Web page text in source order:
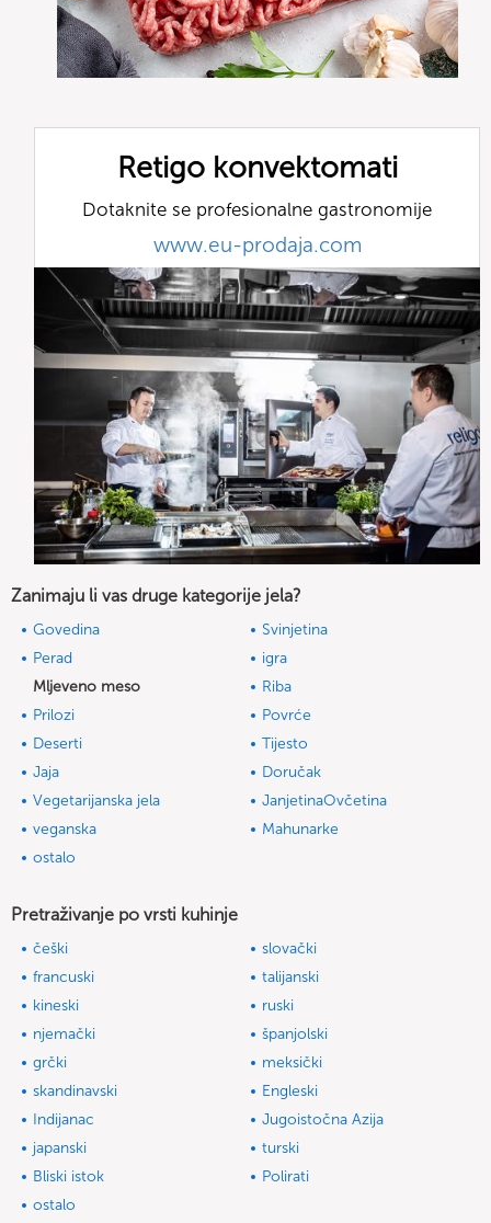
Retigo konvektomati
Dotaknite se profesionalne gastronomije
www.eu-prodaja.com
Zanimaju li vas druge kategorije jela?
Govedina
Svinjetina
Perad
igra
Mljeveno meso
Riba
Prilozi
Povrće
Deserti
Tijesto
Jaja
Doručak
Vegetarijanska jela
JanjetinaOvčetina
veganska
Mahunarke
ostalo
Pretraživanje po vrsti kuhinje
češki
slovački
francuski
talijanski
kineski
ruski
njemački
španjolski
grčki
meksički
skandinavski
Engleski
Indijanac
Jugoistočna Azija
japanski
turski
Bliski istok
Polirati
ostalo